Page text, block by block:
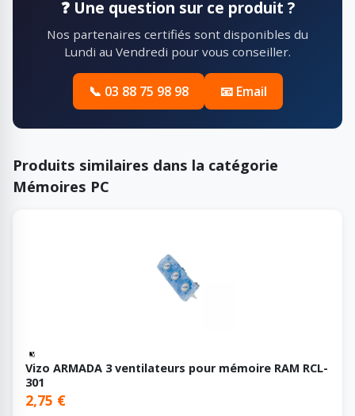
❓ Une question sur ce produit ?
Nos partenaires certifiés sont disponibles du
Lundi au Vendredi pour vous conseiller.
📞 03 88 75 98 98 📧 Email
Produits similaires dans la catégorie
Mémoires PC
Vizo ARMADA 3 ventilateurs pour mémoire RAM RCL-
301
2,75 €